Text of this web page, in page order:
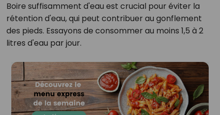
Boire suffisamment d'eau est crucial pour éviter la
rétention d'eau, qui peut contribuer au gonflement
des pieds. Essayons de consommer au moins 1,5 à 2
litres d'eau par jour.